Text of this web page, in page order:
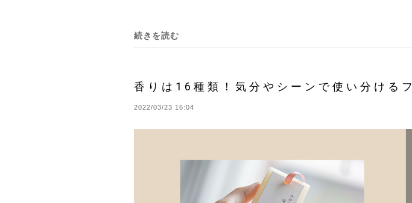
続きを読む
香りは16種類！気分やシーンで使い分け
2022/03/23 16:04